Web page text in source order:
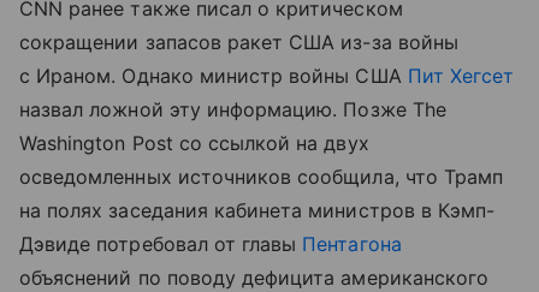
CNN ранее также писал о критическом
сокращении запасов ракет США из-за войны
с Ираном. Однако министр войны США Пит Хегсет
назвал ложной эту информацию. Позже The
Washington Post со ссылкой на двух
осведомленных источников cообщила, что Трамп
на полях заседания кабинета министров в Кэмп-
Дэвиде потребовал от главы Пентагона
объяснений по поводу дефицита американского